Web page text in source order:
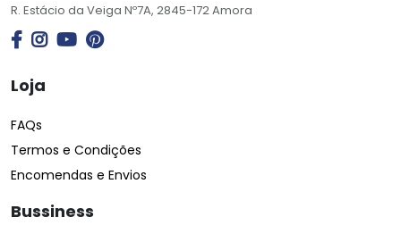
R. Estácio da Veiga Nº7A, 2845-172 Amora
Loja
FAQs
Termos e Condições
Encomendas e Envios
Bussiness